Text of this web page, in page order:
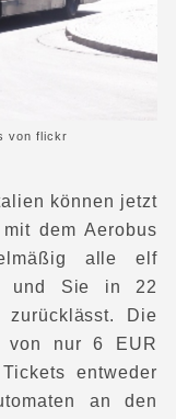
von flickr
können jetzt
dem Aerobus
alle elf
und Sie in 22
Die
von nur 6 EUR
entweder
an den